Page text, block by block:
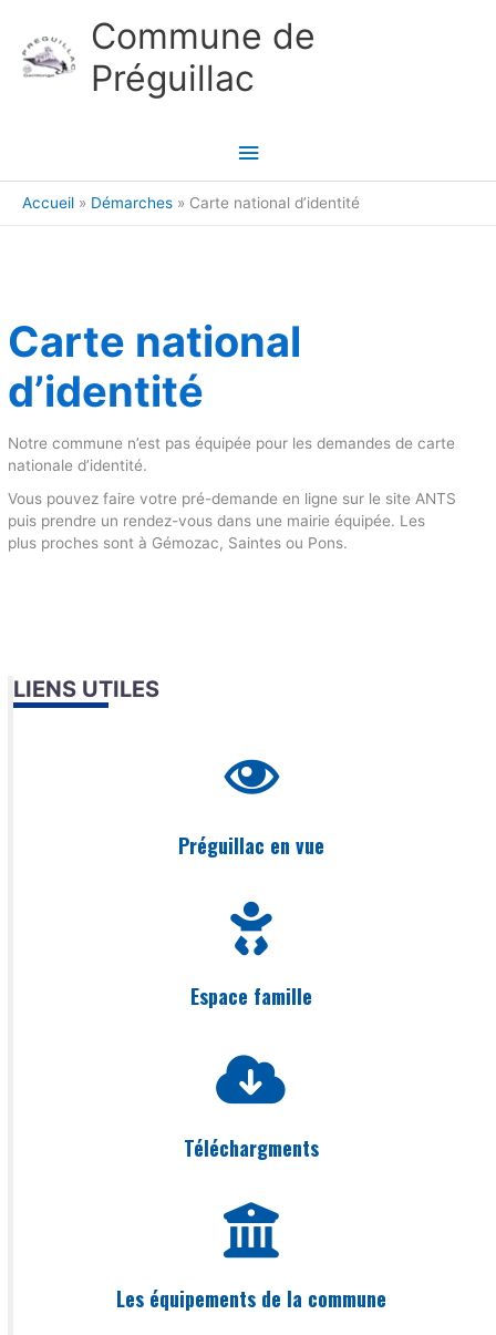
Commune de
Préguillac
Menu
principal
Accueil Démarches Carte national d’identité
Carte national
d’identité
Notre commune n’est pas équipée pour les demandes de carte
nationale d’identité.
Vous pouvez faire votre pré-demande en ligne sur le site ANTS
puis prendre un rendez-vous dans une mairie équipée. Les
plus proches sont à Gémozac, Saintes ou Pons.
LIENS UTILES
Préguillac en vue
Espace famille
Téléchargments
Les équipements de la commune